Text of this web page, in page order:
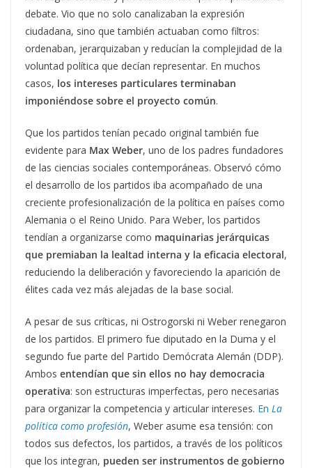
debate. Vio que no solo canalizaban la expresión
ciudadana, sino que también actuaban como filtros:
ordenaban, jerarquizaban y reducían la complejidad de la
voluntad política que decían representar. En muchos
casos, los intereses particulares terminaban
imponiéndose sobre el proyecto común.
Que los partidos tenían pecado original también fue
evidente para Max Weber, uno de los padres fundadores
de las ciencias sociales contemporáneas. Observó cómo
el desarrollo de los partidos iba acompañado de una
creciente profesionalización de la política en países como
Alemania o el Reino Unido. Para Weber, los partidos
tendían a organizarse como maquinarias jerárquicas
que premiaban la lealtad interna y la eficacia electoral,
reduciendo la deliberación y favoreciendo la aparición de
élites cada vez más alejadas de la base social.
A pesar de sus críticas, ni Ostrogorski ni Weber renegaron
de los partidos. El primero fue diputado en la Duma y el
segundo fue parte del Partido Demócrata Alemán (DDP).
Ambos entendían que sin ellos no hay democracia
operativa: son estructuras imperfectas, pero necesarias
para organizar la competencia y articular intereses. En La
política como profesión, Weber asume esa tensión: con
todos sus defectos, los partidos, a través de los políticos
que los integran, pueden ser instrumentos de gobierno